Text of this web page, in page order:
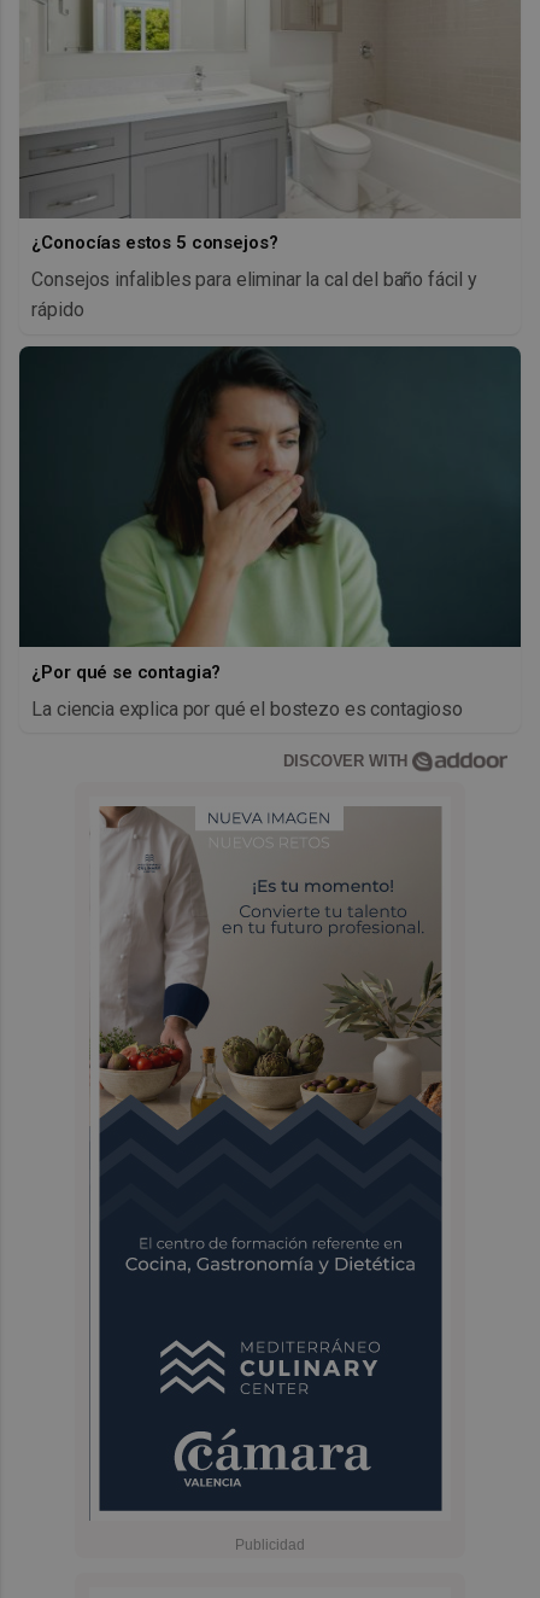
¿Conocías estos 5 consejos?
Consejos infalibles para eliminar la cal del baño fácil y
rápido
¿Por qué se contagia?
La ciencia explica por qué el bostezo es contagioso
DISCOVER WITH